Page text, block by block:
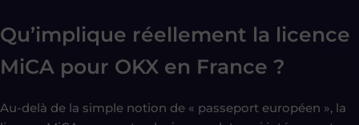
Qu’implique réellement la licence
MiCA pour OKX en France ?
Au-delà de la simple notion de « passeport européen », la